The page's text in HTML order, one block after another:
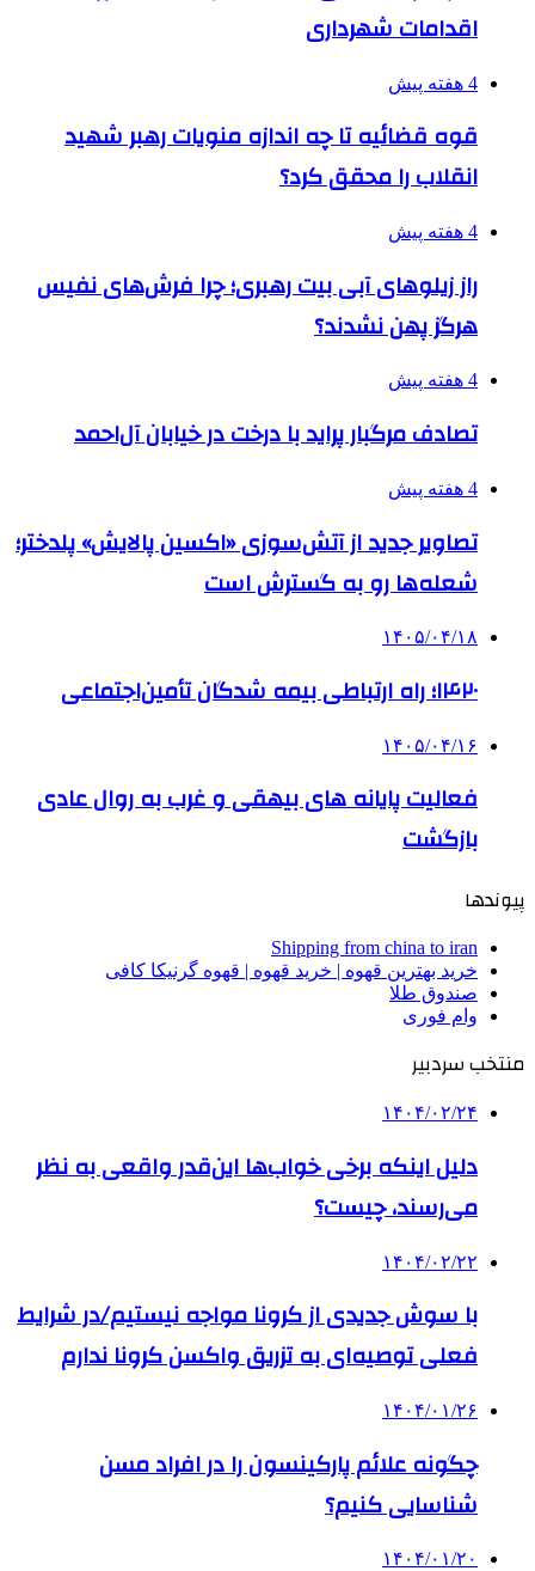
اقدامات شهرداری
4 هفته پیش
قوه قضائیه تا چه اندازه منویات رهبر شهید
انقلاب را محقق کرد؟
4 هفته پیش
راز زیلوهای آبی بیت رهبری؛ چرا فرش‌های نفیس
هرگز پهن نشدند؟
4 هفته پیش
تصادف مرگبار پراید با درخت در خیابان آل‌احمد
4 هفته پیش
تصاویر جدید از آتش‌سوزی «اکسین پالایش» پلدختر؛
شعله‌ها رو به گسترش است
۱۴۰۵/۰۴/۱۸
۱۴۲۰؛ راه ارتباطی بیمه شدگان تأمین‌اجتماعی
۱۴۰۵/۰۴/۱۶
فعالیت پایانه های بیهقی و غرب به روال عادی
بازگشت
پیوندها
Shipping from china to iran
خرید بهترین قهوه | خرید قهوه | قهوه گرنیکا کافی
صندوق طلا
وام فوری
منتخب سردبیر
۱۴۰۴/۰۲/۲۴
دلیل اینکه برخی خواب‌ها این‌قدر واقعی به نظر
می‌رسند، چیست؟
۱۴۰۴/۰۲/۲۲
با سوش جدیدی از کرونا مواجه نیستیم/در شرایط
فعلی توصیه‌ای به تزریق واکسن کرونا ندارم
۱۴۰۴/۰۱/۲۶
چگونه علائم پارکینسون را در افراد مسن
شناسایی کنیم؟
۱۴۰۴/۰۱/۲۰